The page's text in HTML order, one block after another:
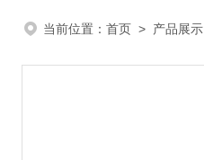
当前位置： 首页 > 产品展示